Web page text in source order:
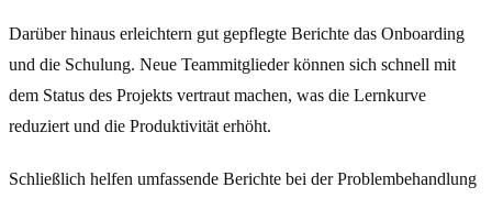
Darüber hinaus erleichtern gut gepflegte Berichte das Onboarding
und die Schulung. Neue Teammitglieder können sich schnell mit
dem Status des Projekts vertraut machen, was die Lernkurve
reduziert und die Produktivität erhöht.
Schließlich helfen umfassende Berichte bei der Problembehandlung